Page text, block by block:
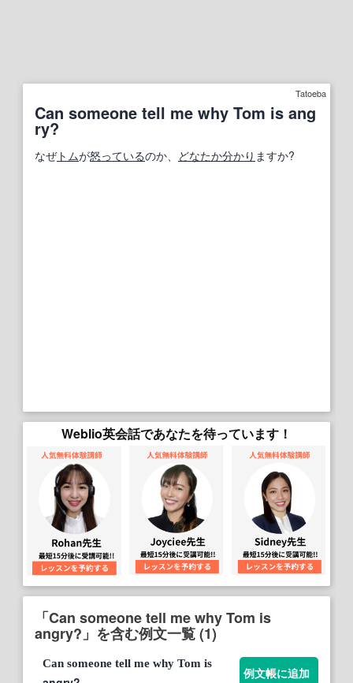
Tatoeba
Can someone tell me why Tom is ang
ry?
なぜトムが怒っているのか、 どなたか分かり ますか?
Weblio英会話であなたを待っています！
「Can someone tell me why Tom is
angry?」を含む例文一覧 (1)
Can someone tell me why Tom is
例文帳に追加